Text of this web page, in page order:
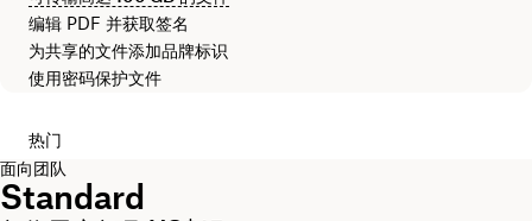
编辑 PDF 并获取签名
为共享的文件添加品牌标识
使用密码保护文件
热门
面向团队
Standard